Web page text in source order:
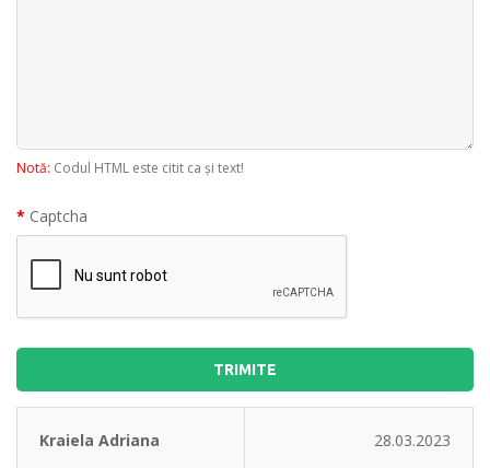
Notă: Codul HTML este citit ca şi text!
Captcha
TRIMITE
Kraiela Adriana 28.03.2023